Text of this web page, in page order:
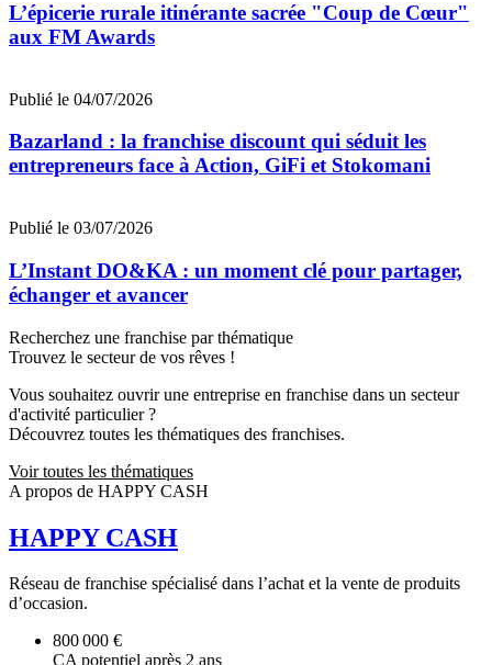
L’épicerie rurale itinérante sacrée "Coup de Cœur"
aux FM Awards
Publié le 04/07/2026
Bazarland : la franchise discount qui séduit les
entrepreneurs face à Action, GiFi et Stokomani
Publié le 03/07/2026
L’Instant DO&KA : un moment clé pour partager,
échanger et avancer
Recherchez une franchise par thématique
Trouvez le secteur de vos rêves !
Vous souhaitez ouvrir une entreprise en franchise dans un secteur
d'activité particulier ?
Découvrez toutes les thématiques des franchises.
Voir toutes les thématiques
A propos de HAPPY CASH
HAPPY CASH
Réseau de franchise spécialisé dans l’achat et la vente de produits
d’occasion.
800 000 €
CA potentiel après 2 ans